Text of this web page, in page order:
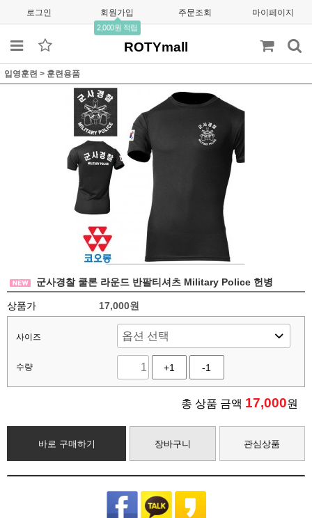
로그인 회원가입
2,000원 적립
주문조회 마이페이지
ROTYmall
입영훈련 > 훈련용품
군사경찰 쿨론 라운드 반팔티셔츠 Military Police 헌병
상품가 17,000원
사이즈
수량 +1 -1
총 상품 금액 17,000원
바로 구매하기 장바구니 관심상품